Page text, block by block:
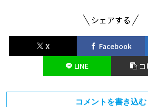
シェアする
X Facebook
LINE
コ
コメントを書き込む